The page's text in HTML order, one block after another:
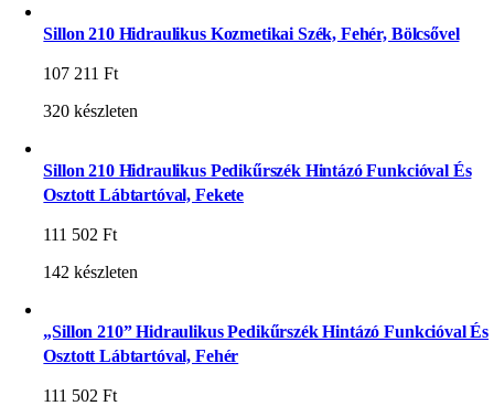
Sillon 210 Hidraulikus Kozmetikai Szék, Fehér, Bölcsővel
107 211Ft
320 készleten
Sillon 210 Hidraulikus Pedikűrszék Hintázó Funkcióval És
Osztott Lábtartóval, Fekete
111 502Ft
142 készleten
„Sillon 210” Hidraulikus Pedikűrszék Hintázó Funkcióval És
Osztott Lábtartóval, Fehér
111 502Ft